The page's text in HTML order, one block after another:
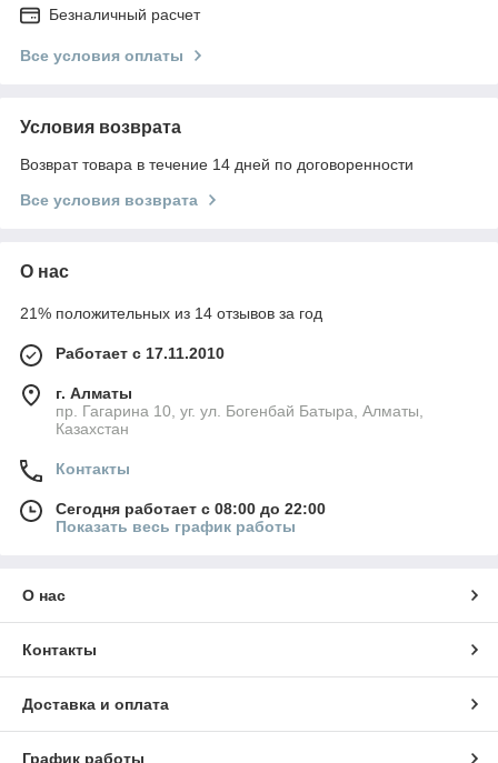
Безналичный расчет
Все условия оплаты
Условия возврата
Возврат товара в течение 14 дней по договоренности
Все условия возврата
О нас
21% положительных из 14 отзывов за год
Работает с 17.11.2010
г. Алматы
пр. Гагарина 10, уг. ул. Богенбай Батыра, Алматы,
Казахстан
Контакты
Сегодня работает с 08:00 до 22:00
Показать весь график работы
О нас
Контакты
Доставка и оплата
График работы